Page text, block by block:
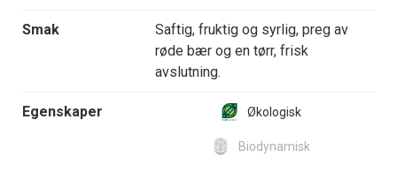
Smak
Saftig, fruktig og syrlig, preg av
røde bær og en tørr, frisk
avslutning.
Egenskaper Økologisk
Biodynamisk